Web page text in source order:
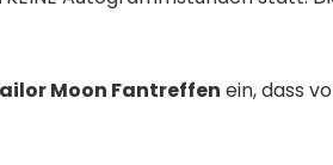
Moon Fantreffen ein, dass